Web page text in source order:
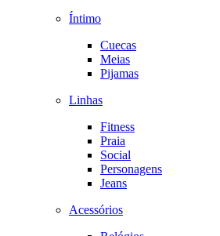
Íntimo
Cuecas
Meias
Pijamas
Linhas
Fitness
Praia
Social
Personagens
Jeans
Acessórios